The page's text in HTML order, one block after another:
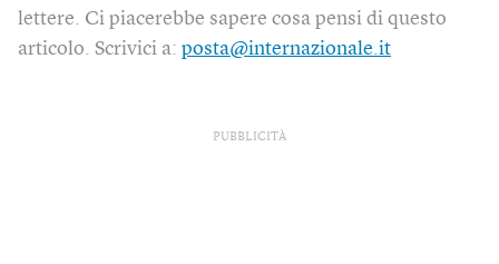
lettere. Ci piacerebbe sapere cosa pensi di questo
articolo. Scrivici a: posta@internazionale.it
PUBBLICITÀ